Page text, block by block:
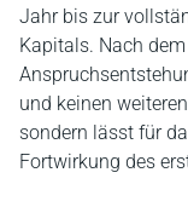
Jahr bis zur
Kapitals. Nach
und keinen
sondern lässt für
Fortwirkung des